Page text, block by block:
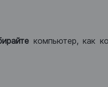
компьютер, как